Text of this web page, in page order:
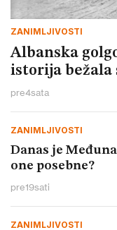
ZANIMLJIVOSTI
Albanska
istorija bežala
pre4sata
ZANIMLJIVOSTI
Danas je
one posebne?
pre19sati
ZANIMLJIVOSTI